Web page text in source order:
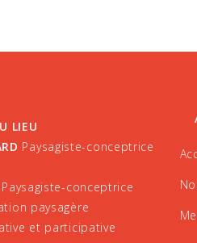
LIEU
Paysagiste-conceptrice
Paysagiste-conceptrice
paysagère
et participative